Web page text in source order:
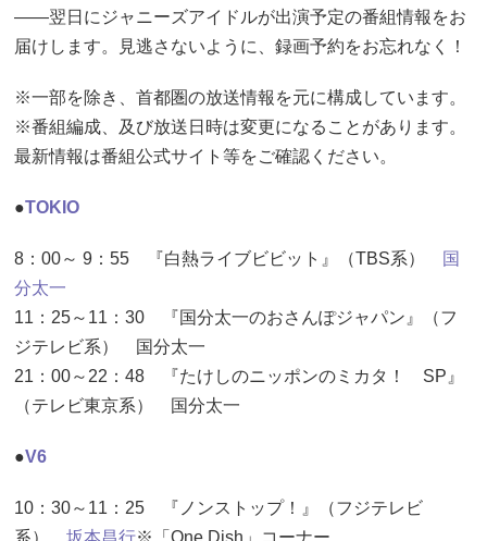
――翌日にジャニーズアイドルが出演予定の番組情報をお
届けします。見逃さないように、録画予約をお忘れなく！
※一部を除き、首都圏の放送情報を元に構成しています。
※番組編成、及び放送日時は変更になることがあります。
最新情報は番組公式サイト等をご確認ください。
●TOKIO
8：00～ 9：55 『白熱ライブビビット』（TBS系）
国
分太一
11：25～11：30 『国分太一のおさんぽジャパン』（フ
ジテレビ系） 国分太一
21：00～22：48 『たけしのニッポンのミカタ！ SP』
（テレビ東京系） 国分太一
●V6
10：30～11：25 『ノンストップ！』（フジテレビ
系） 坂本昌行※「One Dish」コーナー